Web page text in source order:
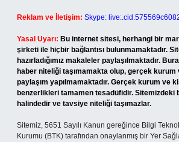
Reklam ve İletişim: Skype:
Yasal Uyarı: Bu internet sitesi, herhangi bir
şirketi ile hiçbir bağlantısı bulunmamaktadır.
hazırladığımız makaleler paylaşılmaktadır.
haber niteliği taşımamakta olup, gerçek kurum
paylaşım yapılmamaktadır. Gerçek kurum ve
benzerlikleri tamamen tesadüfidir. Sitemizdeki
halindedir ve tavsiye niteliği taşımazlar.
Sitemiz, 5651 Sayılı Kanun gereğince Bilgi
Kurumu (BTK) tarafından onaylanmış bir Yer